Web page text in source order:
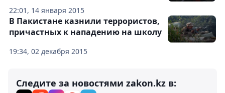
22:01, 14 января 2015
19:34, 02 декабря 2015
В Пакистане казнили террористов,
причастных к нападению на школу
Следите за новостями zakon.kz в: